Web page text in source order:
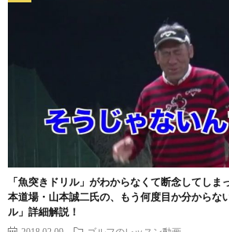
「魚突きドリル」がわからなくて断念してしま
本道場・山本誠二氏の、もう何度目か分からな
ル」詳細解説！